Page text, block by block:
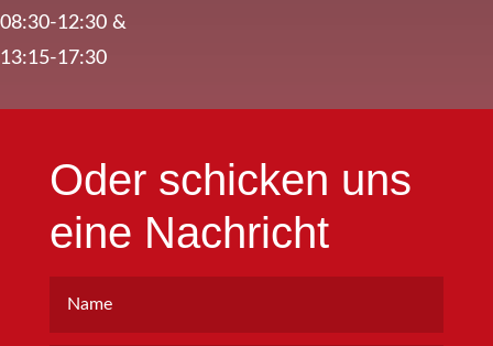
08:30-12:30 &
13:15-17:30
Oder schicken uns
eine Nachricht